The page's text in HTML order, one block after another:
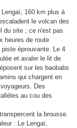
160 km plus à
le volcan des
du site ; ce n'est pas
heures de route
éprouvante. Le 4
et avaler le lit de
sur les baobabs
qui chargent en
Des
au cou des
la brousse.
: Le Lengaï,